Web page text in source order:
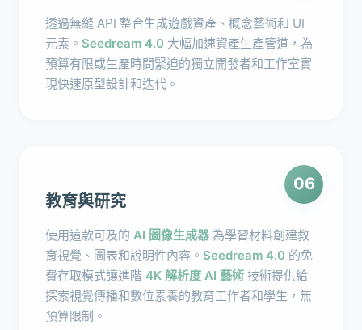
透過無縫 API 整合生成遊戲資產、概念藝術和 UI
元素。 Seedream 4.0 大幅加速資產生產管道，為
預算有限或生產時間緊迫的獨立開發者和工作室實
現快速原型設計和迭代。
06
教育與研究
使用這款可及的 AI 圖像生成器 為學習材料創建教
育視覺、圖表和說明性內容。 Seedream 4.0 的免
費存取模式讓進階 4K 解析度 AI 藝術 技術提供給
探索視覺傳播和數位素養的教育工作者和學生，無
預算限制。